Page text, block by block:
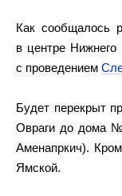
Как сообщалось
в центре Нижнего
с проведением
Будет перекрыт
Овраги до дома
Аменапркич).
Ямской.